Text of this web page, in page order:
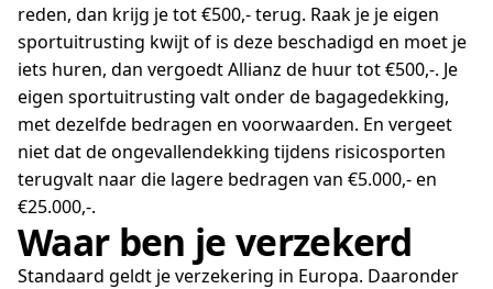
reden, dan krijg je tot €500,- terug. Raak je je eigen
sportuitrusting kwijt of is deze beschadigd en moet je
iets huren, dan vergoedt Allianz de huur tot €500,-. Je
eigen sportuitrusting valt onder de bagagedekking,
met dezelfde bedragen en voorwaarden. En vergeet
niet dat de ongevallendekking tijdens risicosporten
terugvalt naar die lagere bedragen van €5.000,- en
€25.000,-.
Waar ben je verzekerd
Standaard geldt je verzekering in Europa. Daaronder